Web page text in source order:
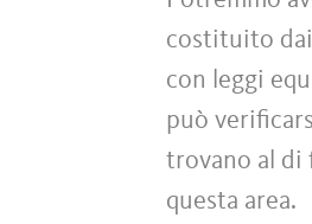
costituito dai
con leggi
può
trovano al di
questa area.